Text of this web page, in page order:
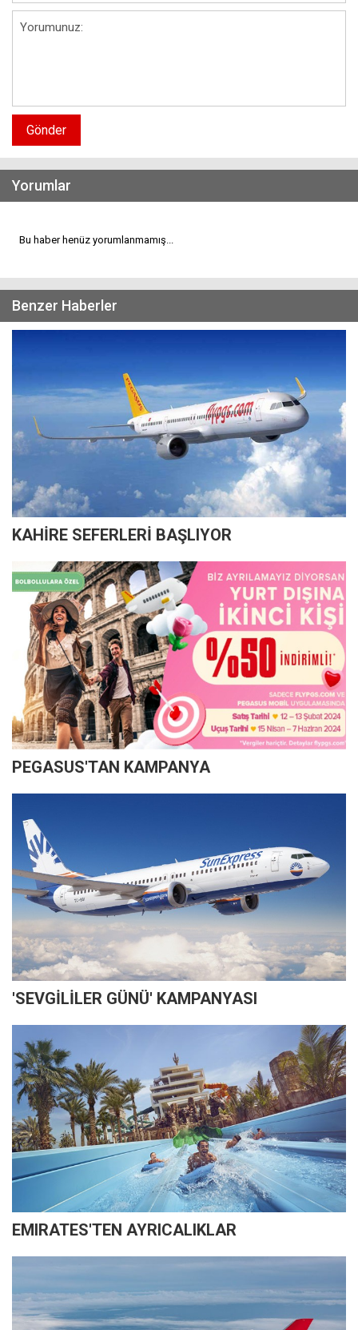
Gönder
Yorumlar
Bu haber henüz yorumlanmamış...
Benzer Haberler
KAHİRE SEFERLERİ BAŞLIYOR
PEGASUS'TAN KAMPANYA
'SEVGİLİLER GÜNÜ' KAMPANYASI
EMIRATES'TEN AYRICALIKLAR